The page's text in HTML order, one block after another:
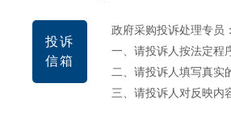
投诉
信箱
政府采购投诉处理专
一、请投诉人按法定程
二、请投诉人填写真实
三、请投诉人对反映内